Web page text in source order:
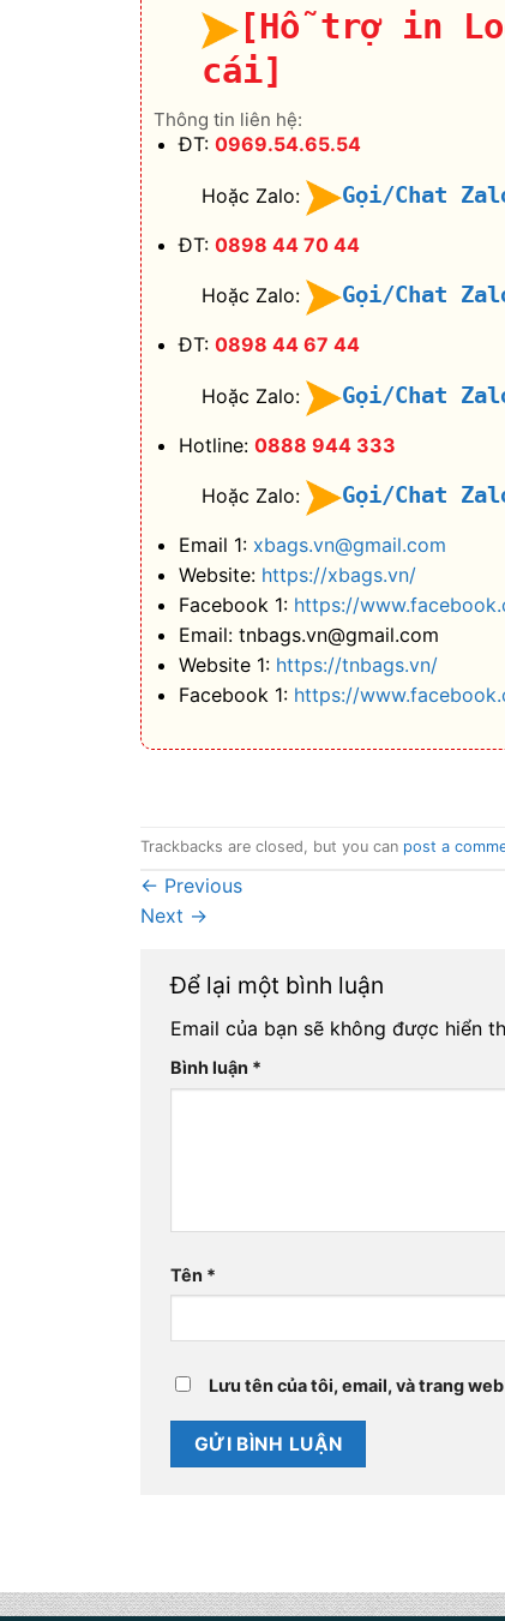
[Hỗ trợ in
cái]
Thông tin liên hệ:
ĐT: 0969.54.65.54
Hoặc Zalo: Gọi/Chat
ĐT: 0898 44 70 44
Hoặc Zalo: Gọi/Chat
ĐT: 0898 44 67 44
Hoặc Zalo: Gọi/Chat
Hotline: 0888 944 333
Hoặc Zalo: Gọi/Chat
Email 1: xbags.vn@gmail.com
Website: https://xbags.vn/
Facebook 1: https://
Email: tnbags.vn@gmail.com
Website 1: https://tnbags.vn/
Facebook 1: https://
Trackbacks are closed, but you can post a
← Previous
Next →
Để lại một bình luận
Email của bạn sẽ không được hiển
Bình luận *
Tên *
Lưu tên của tôi, email, và trang